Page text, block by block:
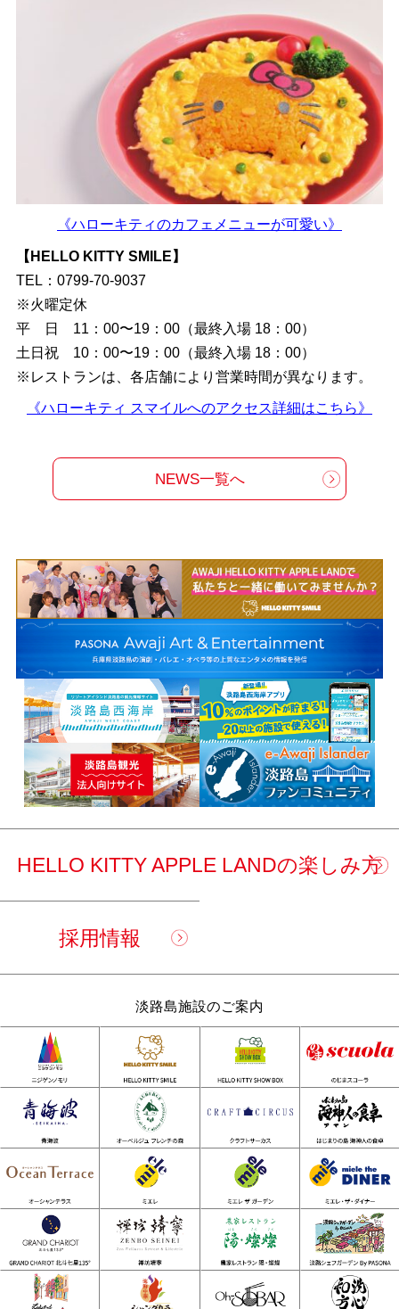
《ハローキティのカフェメニューが可愛い》
【HELLO KITTY SMILE】
TEL：0799-70-9037
※火曜定休
平 日 11：00〜19：00（最終入場 18：00）
土日祝 10：00〜19：00（最終入場 18：00）
※レストランは、各店舗により営業時間が異なります。
《ハローキティ スマイルへのアクセス詳細はこちら》
NEWS一覧へ
HELLO KITTY APPLE LANDの楽しみ方
採用情報
淡路島施設のご案内